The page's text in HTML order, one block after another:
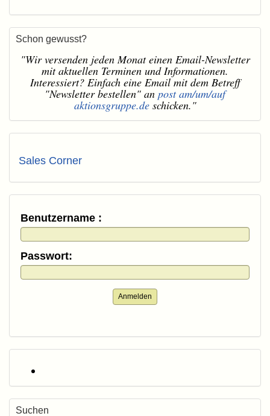
Schon gewusst?
"Wir versenden jeden Monat einen Email-Newsletter
mit aktuellen Terminen und Informationen.
Interessiert? Einfach eine Email mit dem Betreff
"Newsletter bestellen" an post am/um/auf
aktionsgruppe.deschicken."
Sales Corner
Benutzername :
Passwort:
Anmelden
Suchen